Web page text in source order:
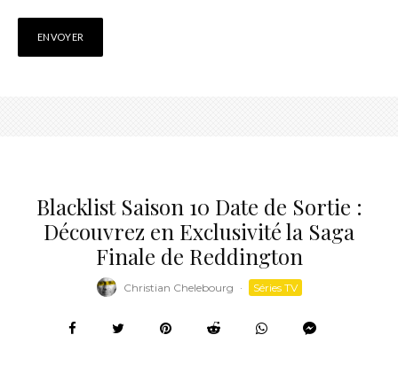
Blacklist Saison 10 Date de Sortie :
Découvrez en Exclusivité la Saga
Finale de Reddington
Christian Chelebourg · Séries TV